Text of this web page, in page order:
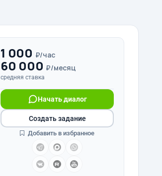
1 000 ₽/час
60 000 ₽/месяц
средняя ставка
Начать диалог
Создать задание
Добавить в избранное